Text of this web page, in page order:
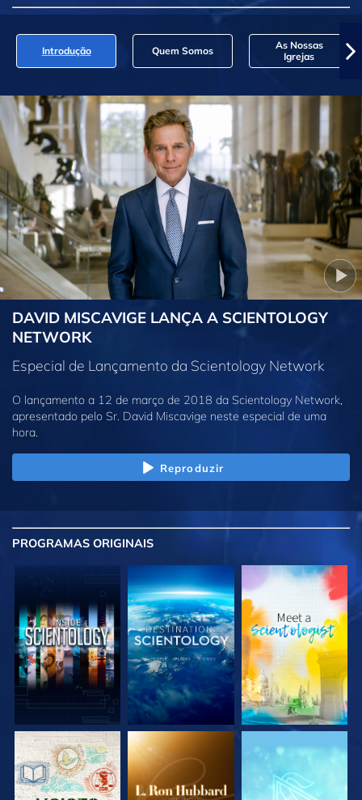
Introdução Quem Somos
As Nossas
Igrejas
DAVID MISCAVIGE LANÇA A SCIENTOLOGY
NETWORK
Especial de Lançamento da Scientology Network
O lançamento a 12 de março de 2018 da Scientology Network,
apresentado pelo Sr. David Miscavige neste especial de uma
hora.
Reproduzir
PROGRAMAS ORIGINAIS
EXPLORE A SÉRIE EXPLORE A SÉRIE EXPLORE A SÉRIE